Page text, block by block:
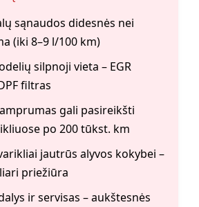
sąnaudos didesnės nei
(iki 8–9 l/100 km)
silpnoji vieta – EGR
filtras
gali pasireikšti
po 200 tūkst. km
jautrūs alyvos kokybei –
priežiūra
ir servisas – aukštesnės